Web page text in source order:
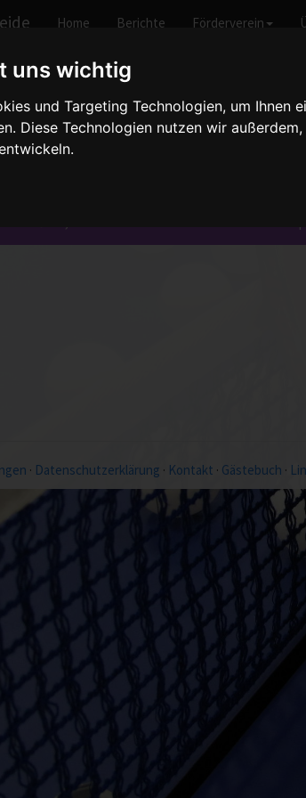
uns wichtig
und Targeting Technologien, um Ihnen
Diese Technologien nutzen wir
Home Berichte Förderverein
- 2002/2003
· Datenschutzerklärung · Kontakt · Gästebuch ·